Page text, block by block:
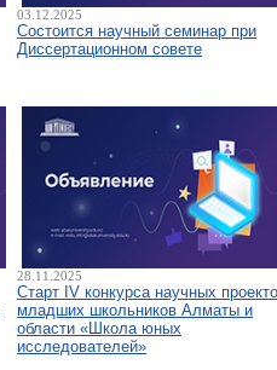
03.12.2025
Состоится научный семинар при
Диссертационном совете
28.11.2025
Старт IV конкурса научных
младших школьников Алматы и
области «Школа юных
исследователей»